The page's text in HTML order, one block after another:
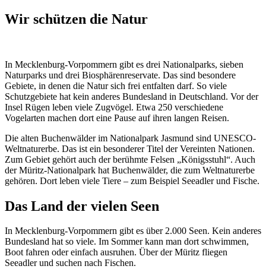
Wir schützen die Natur
In Mecklenburg-Vorpommern gibt es drei Nationalparks, sieben
Naturparks und drei Biosphärenreservate. Das sind besondere
Gebiete, in denen die Natur sich frei entfalten darf. So viele
Schutzgebiete hat kein anderes Bundesland in Deutschland. Vor der
Insel Rügen leben viele Zugvögel. Etwa 250 verschiedene
Vogelarten machen dort eine Pause auf ihren langen Reisen.
Die alten Buchenwälder im Nationalpark Jasmund sind UNESCO-
Weltnaturerbe. Das ist ein besonderer Titel der Vereinten Nationen.
Zum Gebiet gehört auch der berühmte Felsen „Königsstuhl“. Auch
der Müritz-Nationalpark hat Buchenwälder, die zum Weltnaturerbe
gehören. Dort leben viele Tiere – zum Beispiel Seeadler und Fische.
Das Land der vielen Seen
In Mecklenburg-Vorpommern gibt es über 2.000 Seen. Kein anderes
Bundesland hat so viele. Im Sommer kann man dort schwimmen,
Boot fahren oder einfach ausruhen. Über der Müritz fliegen
Seeadler und suchen nach Fischen.